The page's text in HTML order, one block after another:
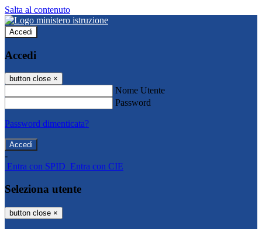
Salta al contenuto
Accedi
Accedi
button close ×
Nome Utente
Password
Password dimenticata?
-
Entra con SPID Entra con CIE
Seleziona utente
button close ×